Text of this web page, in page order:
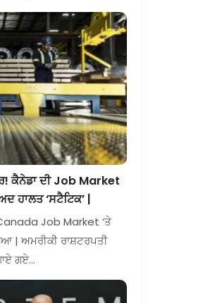
ਕੈਨੇਡਾ ਦੀ Job Market
ਹਾਲਤ ‘ਸਟੈਟਿਕ’ |
Job Market ‘ਤੇ
| ਅਮਰੀਕੀ ਰਾਸ਼ਟਰਪਤੀ
ਗਏ…